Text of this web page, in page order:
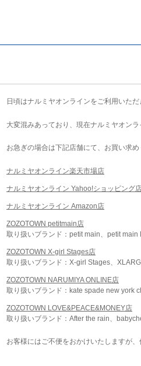
日頃はナルミヤオンラインをご利用いた
大変混みあっており、現在ナルミヤオン
お急ぎの場合は下記店舗にて、お買い求め
ナルミヤオンライン楽天市場店
ナルミヤオンライン Yahoo!ショッピング
ナルミヤオンライン Amazon店
ZOZOTOWN petitmain店
取り扱いブランド：petit main、petit main
ZOZOTOWN X-girl Stages店
取り扱いブランド：X-girl Stages、
ZOZOTOWN NARUMIYA ONLINE店
取り扱いブランド：kate spade new york
ZOZOTOWN LOVE&PEACE&MONEY店
取り扱いブランド：After the rain、
お客様にはご不便をおかけいたしますが